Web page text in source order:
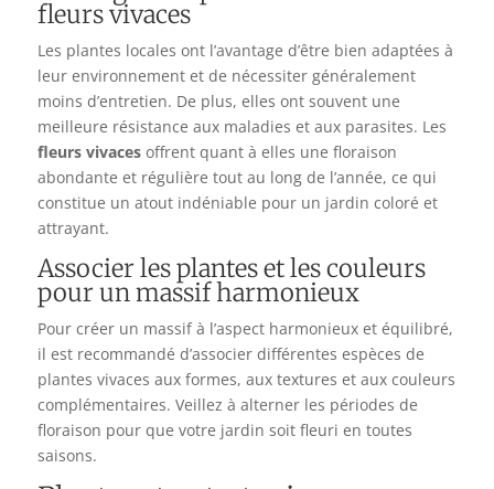
fleurs vivaces
Les plantes locales ont l’avantage d’être bien adaptées à
leur environnement et de nécessiter généralement
moins d’entretien. De plus, elles ont souvent une
meilleure résistance aux maladies et aux parasites. Les
fleurs vivacesoffrent quant à elles une floraison
abondante et régulière tout au long de l’année, ce qui
constitue un atout indéniable pour un jardin coloré et
attrayant.
Associer les plantes et les couleurs
pour un massif harmonieux
Pour créer un massif à l’aspect harmonieux et équilibré,
il est recommandé d’associer différentes espèces de
plantes vivaces aux formes, aux textures et aux couleurs
complémentaires. Veillez à alterner les périodes de
floraison pour que votre jardin soit fleuri en toutes
saisons.